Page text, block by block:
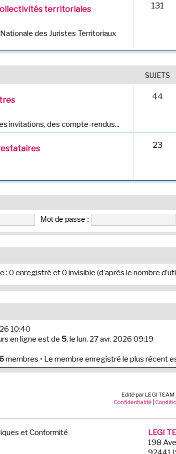
territoriales
des Juristes Territoriaux
131
SUJETS
invitations, des compte-rendus...
44
23
Mot de passe :
: 0 enregistré et 0 invisible (d’après le nombre
10:40
en ligne est de 5, le lun. 27 avr. 2026 09:19
membres • Le membre enregistré le plus récent
Edité par LEGI TEAM
Confidentialité
et Conformité
LEGI
198